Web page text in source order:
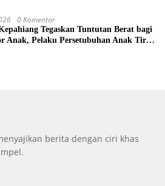
0 Komentar
Tegaskan Tuntutan Berat bagi
Anak, Pelaku Persetubuhan Anak Tiri
berita dengan ciri khas